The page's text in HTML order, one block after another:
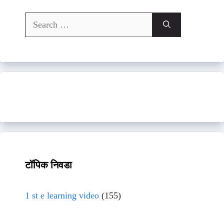
Search
for:
टॉपिक निवडा
1 st e learning video (155)